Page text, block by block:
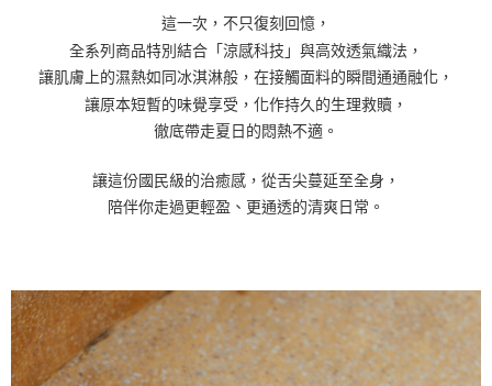
這一次，不只復刻回憶，
全系列商品特別結合「涼感科技」與高效透氣織法，
讓肌膚上的濕熱如同冰淇淋般，在接觸面料的瞬間通通融化，
讓原本短暫的味覺享受，化作持久的生理救贖，
徹底帶走夏日的悶熱不適。
讓這份國民級的治癒感，從舌尖蔓延至全身，
陪伴你走過更輕盈、更通透的清爽日常。